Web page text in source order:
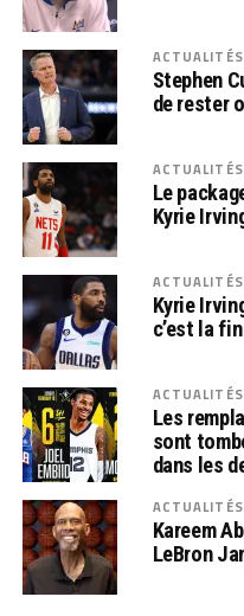
ACTUALITÉS
Stephen
de rester
ACTUALITÉS
Le
Kyrie
ACTUALITÉS
Kyrie
c’est la
ACTUALITÉS
Les
sont
dans les
ACTUALITÉS
Kareem
LeBron